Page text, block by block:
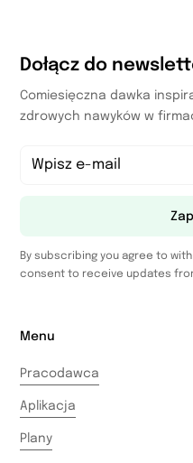
Dołącz do
Comiesięczna dawka
zdrowych nawyków w
By subscribing you agree to
consent to receive updates
Menu
Pracodawca
Aplikacja
Plany